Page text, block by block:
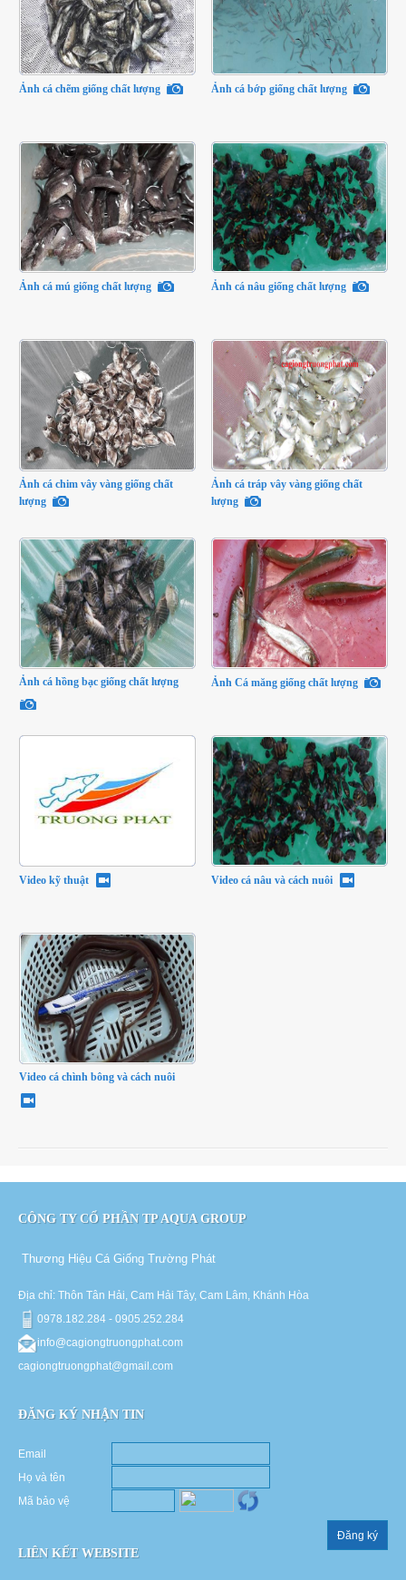
Ảnh cá chẽm giống chất lượng Ảnh cá bớp giống chất lượng
Ảnh cá mú giống chất lượng Ảnh cá nâu giống chất lượng
Ảnh cá chim vây vàng giống chất
lượng
Ảnh cá tráp vây vàng giống chất
lượng
Ảnh cá hồng bạc giống chất lượng Ảnh Cá măng giống chất lượng
Video kỹ thuật Video cá nâu và cách nuôi
Video cá chình bông và cách nuôi
CÔNG TY CỔ PHẦN TP AQUA GROUP
Thương Hiệu Cá Giống Trường Phát
Địa chỉ: Thôn Tân Hải, Cam Hải Tây, Cam Lâm, Khánh Hòa
0978.182.284 - 0905.252.284
info@cagiongtruongphat.com
cagiongtruongphat@gmail.com
ĐĂNG KÝ NHẬN TIN
Email
Họ và tên
Mã bảo vệ
Đăng ký
LIÊN KẾT WEBSITE